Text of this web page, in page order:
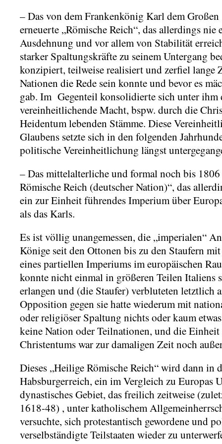
– Das von dem Frankenkönig Karl dem Großen
erneuerte „Römische Reich“, das allerdings nie
Ausdehnung und vor allem von Stabilität
starker Spaltungskräfte zu seinem Untergang
konzipiert, teilweise realisiert und zerfiel lange
Nationen die Rede sein konnte und bevor es
gab. Im Gegenteil konsolidierte sich unter ihm
vereinheitlichende Macht, bspw. durch die
Heidentum lebenden Stämme. Diese
Glaubens setzte sich in den folgenden
politische Vereinheitlichung längst
– Das mittelalterliche und formal noch bis
Römische Reich (deutscher Nation)“, das
ein zur Einheit führendes Imperium über
als das Karls.
Es ist völlig unangemessen, die „imperialen“
Könige seit den Ottonen bis zu den Staufern
eines partiellen Imperiums im europäischen
konnte nicht einmal in größeren Teilen Italiens
erlangen und (die Staufer) verbluteten letztlich
Opposition gegen sie hatte wiederum mit
oder religiöser Spaltung nichts oder kaum
keine Nation oder Teilnationen, und die Einheit
Christentums war zur damaligen Zeit noch
Dieses „Heilige Römische Reich“ wird dann in
Habsburgerreich, ein im Vergleich zu Europas
dynastisches Gebiet, das freilich zeitweise
1618-48) , unter katholischem
versuchte, sich protestantisch gewordene und
verselbständigte Teilstaaten wieder zu